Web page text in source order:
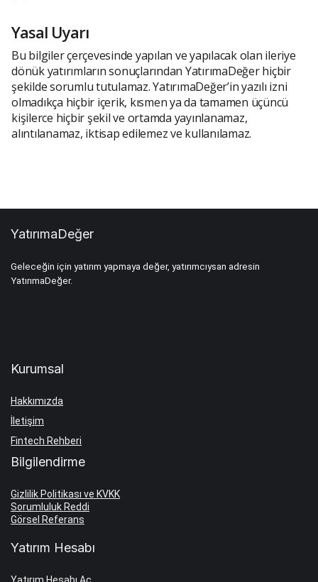
Yasal Uyarı
Bu bilgiler çerçevesinde yapılan ve yapılacak olan ileriye
dönük yatırımların sonuçlarından YatırımaDeğer hiçbir
şekilde sorumlu tutulamaz. YatırımaDeğer’in yazılı izni
olmadıkça hiçbir içerik, kısmen ya da tamamen üçüncü
kişilerce hiçbir şekil ve ortamda yayınlanamaz,
alıntılanamaz, iktisap edilemez ve kullanılamaz.
YatırımaDeğer
Geleceğin için yatırım yapmaya değer, yatırımcıysan adresin
YatırımaDeğer.
Kurumsal
Hakkımızda
İletişim
Fintech Rehberi
Bilgilendirme
Gizlilik Politikası ve KVKK
Sorumluluk Reddi
Görsel Referans
Yatırım Hesabı